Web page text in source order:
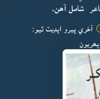
شامل آھن.
آخري ڀيرو اپڊيٽ ٿيو:
پھريون